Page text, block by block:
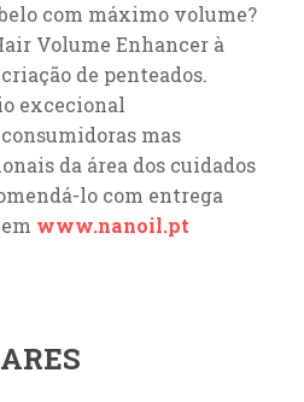
com máximo volume?
Volume Enhancer à
de penteados.
excecional
mas
da área dos cuidados
lo com entrega
www.nanoil.pt